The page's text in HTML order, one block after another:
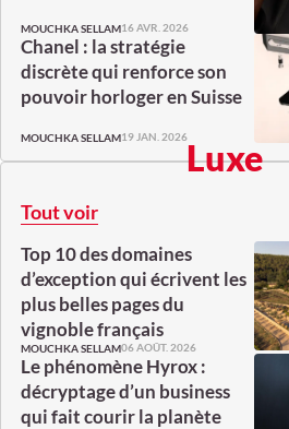
MOUCHKA SELLAM16 AVR. 2026
Chanel : la stratégie
discrète qui renforce son
pouvoir horloger en Suisse
MOUCHKA SELLAM19 JAN. 2026Luxe
Tout voir
Top 10 des domaines
d’exception qui écrivent les
plus belles pages du
vignoble français
MOUCHKA SELLAM06 AOÛT. 2026
Le phénomène Hyrox :
décryptage d’un business
qui fait courir la planète